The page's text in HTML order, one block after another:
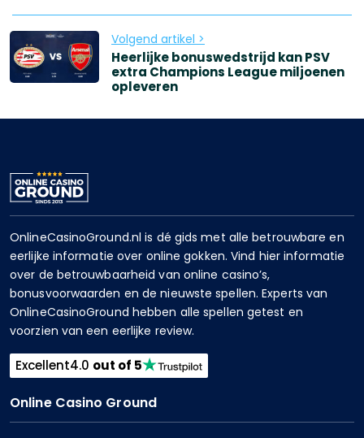
Volgend artikel >
Heerlijke bonuswedstrijd kan PSV
extra Champions League miljoenen
opleveren
OnlineCasinoGround.nl is dé gids met alle betrouwbare en
eerlijke informatie over online gokken. Vind hier informatie
over de betrouwbaarheid van online casino’s,
bonusvoorwaarden en de nieuwste spellen. Experts van
OnlineCasinoGround hebben alle spellen getest en
voorzien van een eerlijke review.
Excellent4.0 out of 5
Online Casino Ground